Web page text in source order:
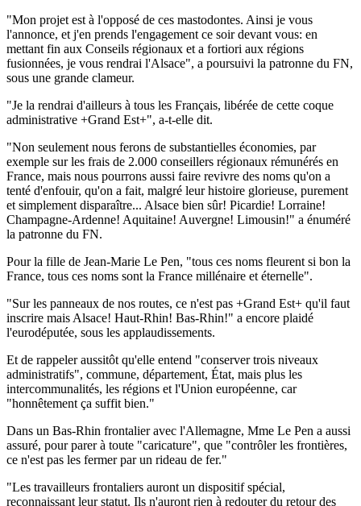
"Mon projet est à l'opposé de ces mastodontes. Ainsi je vous
l'annonce, et j'en prends l'engagement ce soir devant vous: en
mettant fin aux Conseils régionaux et a fortiori aux régions
fusionnées, je vous rendrai l'Alsace", a poursuivi la patronne du FN,
sous une grande clameur.
"Je la rendrai d'ailleurs à tous les Français, libérée de cette coque
administrative +Grand Est+", a-t-elle dit.
"Non seulement nous ferons de substantielles économies, par
exemple sur les frais de 2.000 conseillers régionaux rémunérés en
France, mais nous pourrons aussi faire revivre des noms qu'on a
tenté d'enfouir, qu'on a fait, malgré leur histoire glorieuse, purement
et simplement disparaître... Alsace bien sûr! Picardie! Lorraine!
Champagne-Ardenne! Aquitaine! Auvergne! Limousin!" a énuméré
la patronne du FN.
Pour la fille de Jean-Marie Le Pen, "tous ces noms fleurent si bon la
France, tous ces noms sont la France millénaire et éternelle".
"Sur les panneaux de nos routes, ce n'est pas +Grand Est+ qu'il faut
inscrire mais Alsace! Haut-Rhin! Bas-Rhin!" a encore plaidé
l'eurodéputée, sous les applaudissements.
Et de rappeler aussitôt qu'elle entend "conserver trois niveaux
administratifs", commune, département, État, mais plus les
intercommunalités, les régions et l'Union européenne, car
"honnêtement ça suffit bien."
Dans un Bas-Rhin frontalier avec l'Allemagne, Mme Le Pen a aussi
assuré, pour parer à toute "caricature", que "contrôler les frontières,
ce n'est pas les fermer par un rideau de fer."
"Les travailleurs frontaliers auront un dispositif spécial,
reconnaissant leur statut. Ils n'auront rien à redouter du retour des